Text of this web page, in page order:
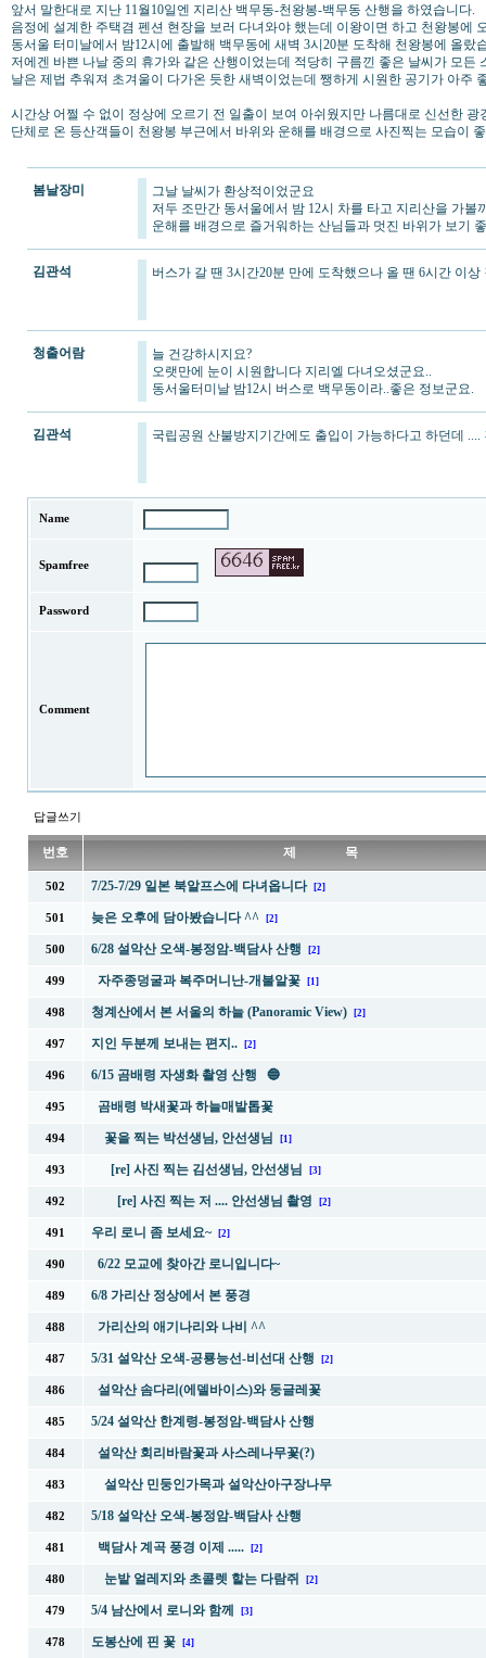
앞서 말한대로 지난 11월10일엔 지리산 백무동-천왕봉-백무동 산행을 하였습니다.
음정에 설계한 주택겸 펜션 현장을 보러 다녀와야 했는데 이왕이면 하고 천왕봉에
동서울 터미날에서 밤12시에 출발해 백무동에 새벽 3시20분 도착해 천왕봉에 올랐
저에겐 바쁜 나날 중의 휴가와 같은 산행이었는데 적당히 구름낀 좋은 날씨가 모든
날은 제법 추워져 초겨울이 다가온 듯한 새벽이었는데 쨍하게 시원한 공기가 아주
시간상 어쩔 수 없이 정상에 오르기 전 일출이 보여 아쉬웠지만 나름대로 신선한 광
단체로 온 등산객들이 천왕봉 부근에서 바위와 운해를 배경으로 사진찍는 모습이
봄날장미
그날 날씨가 환상적이었군요
저두 조만간 동서울에서 밤 12시 차를 타고 지리산을 가볼
운해를 배경으로 즐거워하는 산님들과 멋진 바위가 보기
김관석 버스가 갈 땐 3시간20분 만에 도착했으나 올 땐 6시간 이
청출어람
늘 건강하시지요?
오랫만에 눈이 시원합니다 지리엘 다녀오셨군요..
동서울터미날 밤12시 버스로 백무동이라..좋은 정보군요.
김관석 국립공원 산불방지기간에도 출입이 가능하다고 하던데 ....
Name
Spamfree
Password
Comment
답글쓰기
번호 제 목
502 7/25-7/29 일본 북알프스에 다녀옵니다 [2]
501 늦은 오후에 담아봤습니다 ^^ [2]
500 6/28 설악산 오색-봉정암-백담사 산행 [2]
499 자주종덩굴과 복주머니난-개불알꽃 [1]
498 청계산에서 본 서울의 하늘 (Panoramic View) [2]
497 지인 두분께 보내는 편지.. [2]
496 6/15 곰배령 자생화 촬영 산행 🔵
495 곰배령 박새꽃과 하늘매발톱꽃
494 꽃을 찍는 박선생님, 안선생님 [1]
493 [re] 사진 찍는 김선생님, 안선생님 [3]
492 [re] 사진 찍는 저 .... 안선생님 촬영 [2]
491 우리 로니 좀 보세요~ [2]
490 6/22 모교에 찾아간 로니입니다~
489 6/8 가리산 정상에서 본 풍경
488 가리산의 애기나리와 나비 ^^
487 5/31 설악산 오색-공룡능선-비선대 산행 [2]
486 설악산 솜다리(에델바이스)와 둥글레꽃
485 5/24 설악산 한계령-봉정암-백담사 산행
484 설악산 회리바람꽃과 사스레나무꽃(?)
483 설악산 민둥인가목과 설악산아구장나무
482 5/18 설악산 오색-봉정암-백담사 산행
481 백담사 계곡 풍경 이제 ..... [2]
480 눈밭 얼레지와 초콜렛 핱는 다람쥐 [2]
479 5/4 남산에서 로니와 함께 [3]
478 도봉산에 핀 꽃 [4]